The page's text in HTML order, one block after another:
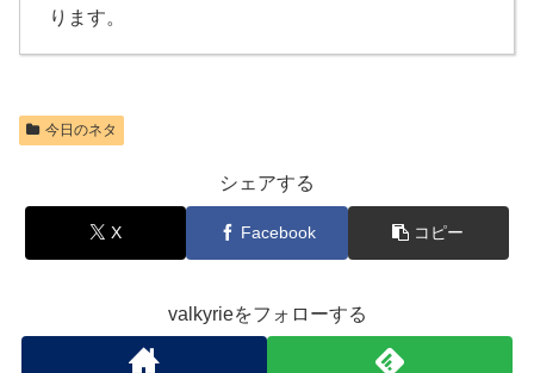
ります。
今日のネタ
シェアする
X Facebook コピー
valkyrieをフォローする